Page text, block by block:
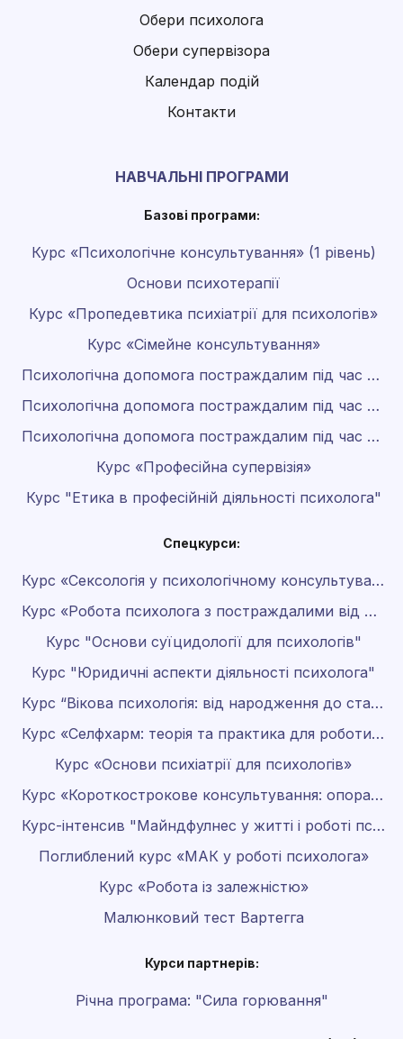
Обери психолога
Обери супервізора
Календар подій
Контакти
НАВЧАЛЬНІ ПРОГРАМИ
Базові програми:
Курс «Психологічне консультування» (1 рівень)
Основи психотерапії
Курс «Пропедевтика психіатрії для психологів»
Курс «Сімейне консультування»
Психологічна допомога постраждалим під час війни
Психологічна допомога постраждалим під час війни 2.0
Психологічна допомога постраждалим під час війни 3.0
Курс «Професійна супервізія»
Курс "Етика в професійній діяльності психолога"
Спецкурси:
Курс «Сексологія у психологічному консультуванні»
Курс «Робота психолога з постраждалими від домашнього насильства»
Курс "Основи суїцидології для психологів"
Курс "Юридичні аспекти діяльності психолога"
Курс “Вікова психологія: від народження до старості”
Курс «Селфхарм: теорія та практика для роботи психолога»
Курс «Основи психіатрії для психологів»
Курс «Короткострокове консультування: опора на результат»
Курс-інтенсив "Майндфулнес у житті і роботі психолога"
Поглиблений курс «МАК у роботі психолога»
Курс «Робота із залежністю»
Малюнковий тест Вартегга
Курси партнерів:
Річна програма: "Сила горювання"